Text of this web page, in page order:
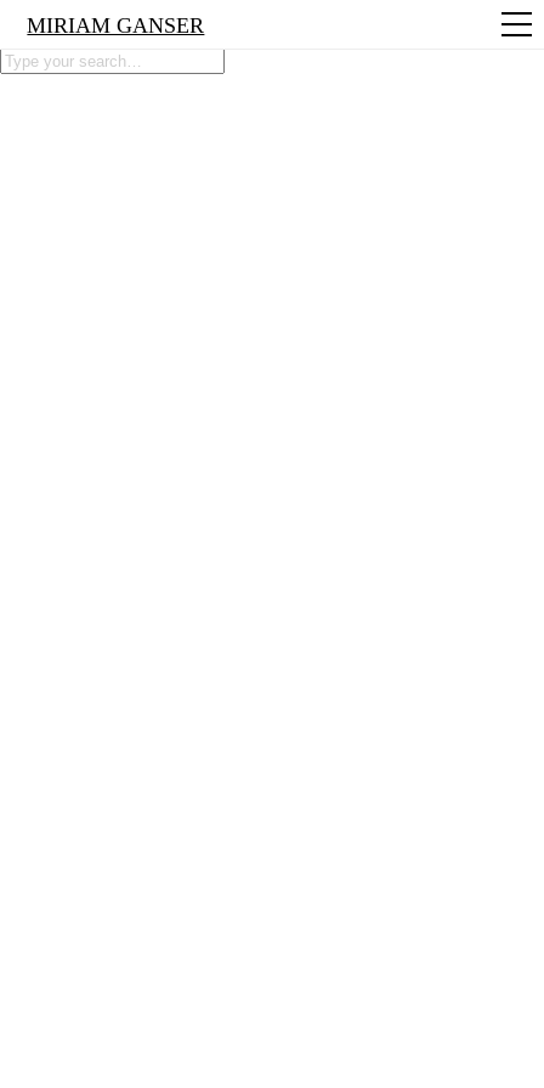
MIRIAM GANSER